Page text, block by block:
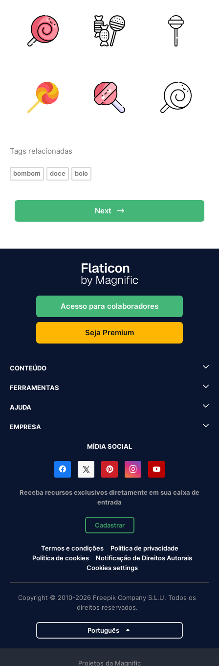
Tags relacionadas
bombom doce bolo
Next
Acesso para colaboradores
Seja Premium
CONTEÚDO
FERRAMENTAS
AJUDA
EMPRESA
MÍDIA SOCIAL
Receba recursos exclusivos diretamente em sua caixa de
entrada
Cadastrar
Termos e condições
Política de privacidade
Política de cookies
Notificação de Direitos Autorais
Cookies settings
Copyright © 2010-2026 Freepik Company S.L.U. Todos os
direitos reservados.
Português
Projetos da Magnific